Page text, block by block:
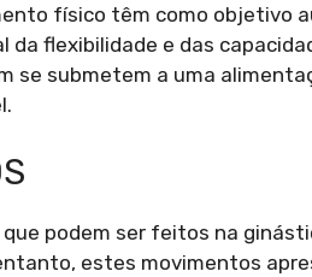
físico têm como objetivo
da flexibilidade e das
se submetem a uma
podem ser feitos na
estes movimentos